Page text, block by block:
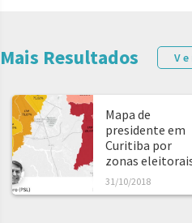
Mais Resultados
Mapa de
presidente em
Curitiba por
zonas
31/10/2018